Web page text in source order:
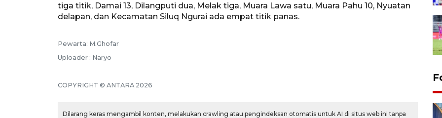
tiga titik, Damai 13, Dilangputi dua, Melak tiga, Muara Lawa satu, Muara Pahu 10, Nyuatan
delapan, dan Kecamatan Siluq Ngurai ada empat titik panas.
Pewarta: M.Ghofar
Uploader : Naryo
COPYRIGHT © ANTARA 2026
Dilarang keras mengambil konten, melakukan crawling atau pengindeksan otomatis untuk AI di situs web ini tanpa